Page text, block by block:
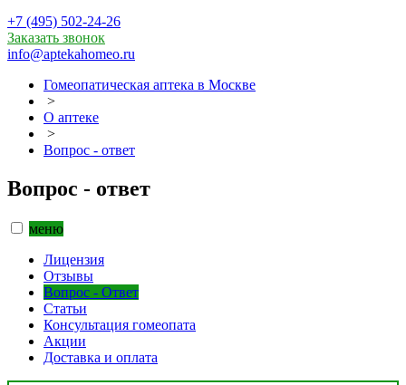
+7 (495) 502-24-26
Заказать звонок
info@aptekahomeo.ru
Гомеопатическая аптека в Москве
>
О аптеке
>
Вопрос - ответ
Вопрос - ответ
меню
Лицензия
Отзывы
Вопрос - Ответ
Статьи
Консультация гомеопата
Акции
Доставка и оплата